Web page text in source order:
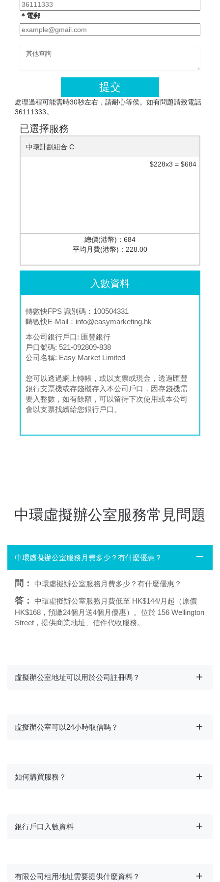
＊電郵
提交
處理過程可能需時30秒左右，請耐心等侯。如有問題請致電話
36111333。
已選擇服務
中環計劃組合 C
$228x3 = $684
總價(港幣)： 684
平均月費(港幣)： 228.00
入數資料
轉數快FPS 識別碼：100504331
轉數快E-Mail： info@easymarketing.hk
本公司銀行戶口: 匯豐銀行
戶口號碼: 521-092809-838
公司名稱: Easy Market Limited
您可以透過網上轉帳，或以支票或現金，透過匯豐
銀行支票機或存錢機存入本公司戶口，因存錢機需
要入整數，如有餘額，可以留待下次使用或本公司
會以支票找續給您銀行戶口。
中環虛擬辦公室服務常見問題
中環虛擬辦公室服務月費多少？有什麼優惠？
問： 中環虛擬辦公室服務月費多少？有什麼優惠？
答：
中環虛擬辦公室服務月費低至 HK$144/月起（原價
HK$168，預繳24個月送4個月優惠）。位於 156 Wellington
Street，提供商業地址、信件代收服務。
虛擬辦公室地址可以用於公司註冊嗎？
虛擬辦公室可以24小時取信嗎？
如何購買服務？
銀行戶口入數資料
有限公司租用地址需要提供什麼資料？